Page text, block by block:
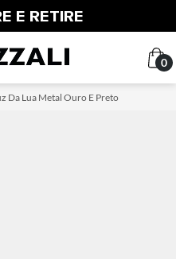
E RETIRE
0
Da Lua Metal Ouro E Preto